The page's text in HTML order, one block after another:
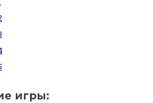
игры: